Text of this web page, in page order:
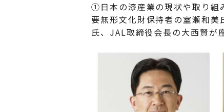
①日本の漆産業の現状や取り組
要無形文化財保持者の室瀬和
氏、JAL取締役会長の大西賢が